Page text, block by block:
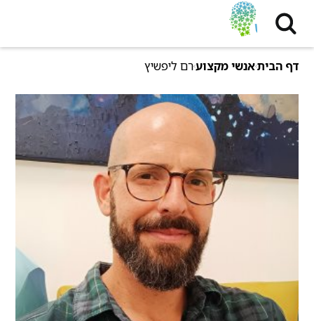
דף הביתאנשי מקצוערם ליפשיץ